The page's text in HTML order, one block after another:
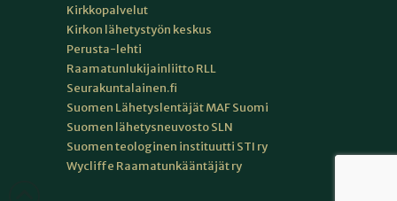
Kirkkopalvelut
Kirkon lähetystyön keskus
Perusta-lehti
Raamatunlukijainliitto RLL
Seurakuntalainen.fi
Suomen Lähetyslentäjät MAF Suomi
Suomen lähetysneuvosto SLN
Suomen teologinen instituutti STI ry
Wycliffe Raamatunkääntäjät ry